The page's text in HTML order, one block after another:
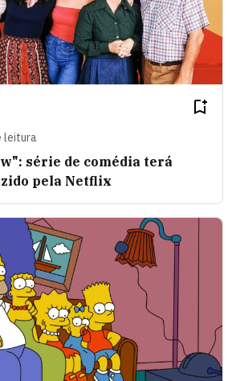
leitura
série de comédia terá
pela Netflix